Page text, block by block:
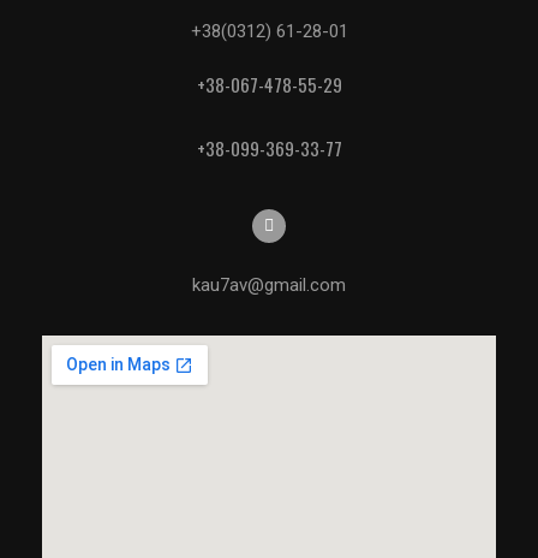
+38(0312) 61-28-01
+38-067-478-55-29
+38-099-369-33-77
kau7av@gmail.com